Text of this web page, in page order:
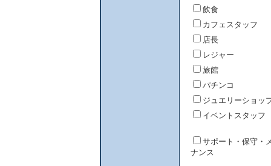
飲食
カフェスタッフ
店長
レジャー
旅館
パチンコ
ジュエリーショッ
イベントスタッフ
サポート・保守・
ナンス